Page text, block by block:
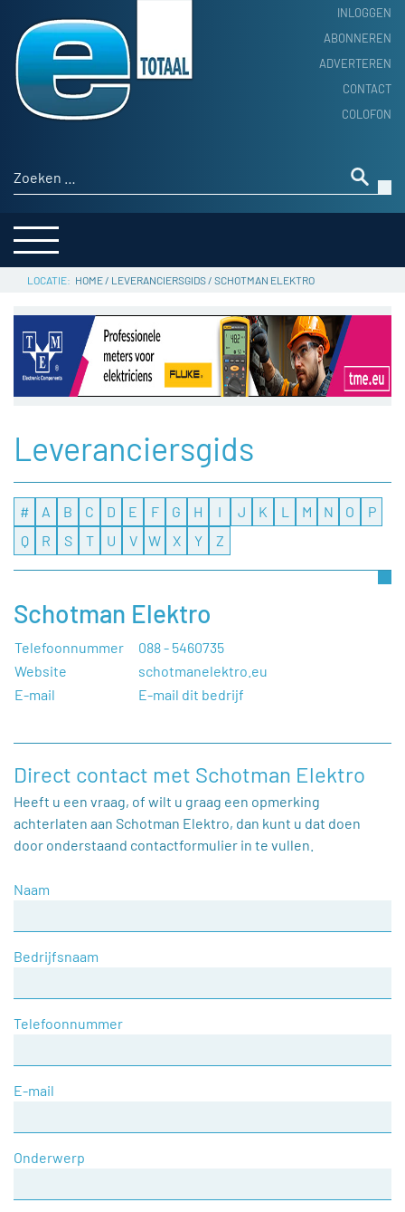
INLOGGEN
ABONNEREN
ADVERTEREN
CONTACT
COLOFON
Zoeken naar:
HOME
PRODUCTNIEUWS
ACHTERGROND
THEMA’S
SERVICE
HOME/ LEVERANCIERSGIDS/ SCHOTMAN ELEKTRO
Leveranciersgids
# A B C D E F G H I J K L M N O
P
Q
R S T U V W X Y Z
Schotman Elektro
Telefoonnummer
088 - 5460735
Website
schotmanelektro.eu
E-mail
E-mail dit bedrijf
Direct contact met Schotman Elektro
Heeft u een vraag, of wilt u graag een opmerking
achterlaten aan Schotman Elektro, dan kunt u dat doen
door onderstaand contactformulier in te vullen.
Naam
Bedrijfsnaam
Telefoonnummer
E-mail
Onderwerp